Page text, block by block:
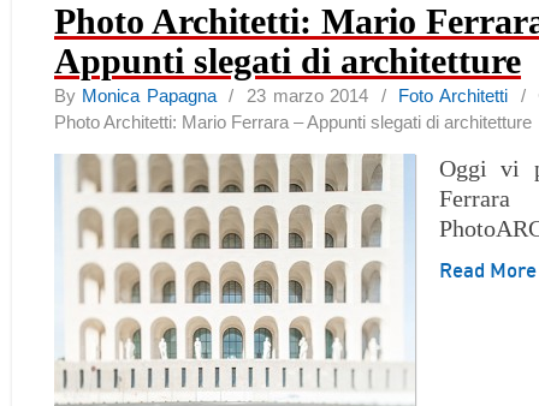
Photo Architetti: Mario
Appunti slegati di architetture
By Monica Papagna/ 23 marzo 2014 / Foto Architetti/
Photo Architetti: Mario Ferrara – Appunti slegati di architetture
Oggi vi
Read